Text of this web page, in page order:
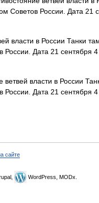
Советов России. Дата 21
власти в России Танки
Дата 21 сентября
власти в России
Дата 21 сентября
сайте
WordPress, MODx.